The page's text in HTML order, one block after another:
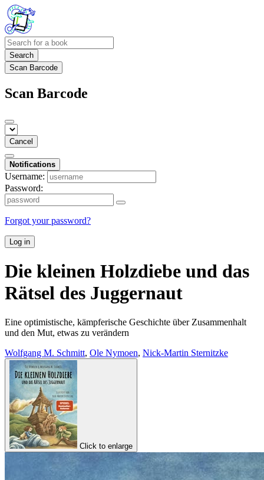
Search
Scan Barcode
Scan Barcode
Cancel
Notifications
Username:
Password:
Forgot your password?
Log in
Die kleinen Holzdiebe und das
Rätsel des Juggernaut
Eine optimistische, kämpferische Geschichte über Zusammenhalt
und den Mut, etwas zu verändern
Wolfgang M. Schmitt, Ole Nymoen, Nick-Martin Sternitzke
Click to enlarge